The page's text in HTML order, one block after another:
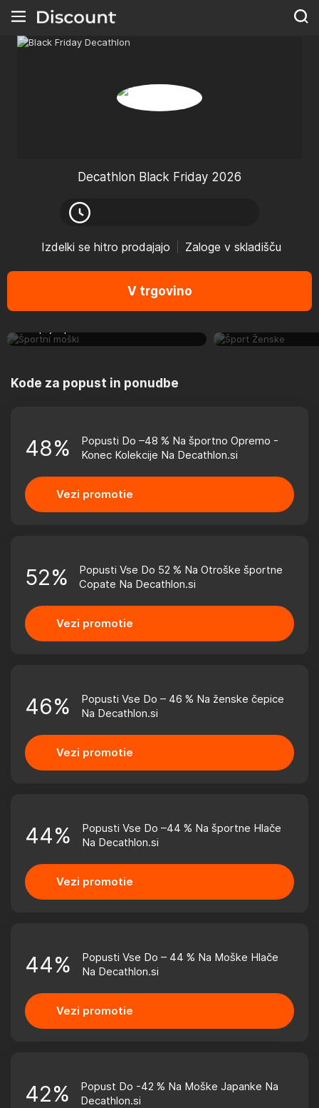
Decathlon Black Friday 2026
Izdelki se hitro prodajajo Zaloge v skladišču
V trgovino
Športni moški
Sezonska športna oprema je
oddaljena le en klik. Izkoristite
ugodnosti črnega petka in
Kode za popust in ponudbe
48%
Popusti Do –48 % Na športno Opremo -
Konec Kolekcije Na Decathlon.si
Vezi promotie
52%
Popusti Vse Do 52 % Na Otroške športne
Copate Na Decathlon.si
Vezi promotie
46%
Popusti Vse Do – 46 % Na ženske čepice
Na Decathlon.si
Vezi promotie
44%
Popusti Vse Do –44 % Na športne Hlače
Na Decathlon.si
Vezi promotie
44%
Popusti Vse Do – 44 % Na Moške Hlače
Na Decathlon.si
Vezi promotie
42%
Popust Do -42 % Na Moške Japanke Na
Decathlon.si